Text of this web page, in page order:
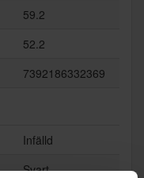
59.2
52.2
7392186332369
Infälld
Svart